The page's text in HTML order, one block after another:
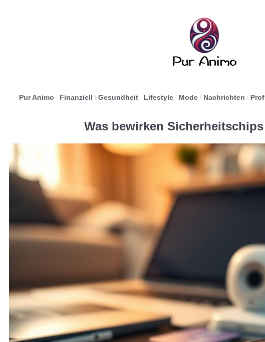
Pur Animo Finanziell Gesundheit Lifestyle Mode Nachrichten
Was bewirken